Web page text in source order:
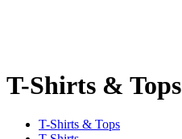
T-Shirts & Tops
T-Shirts & Tops